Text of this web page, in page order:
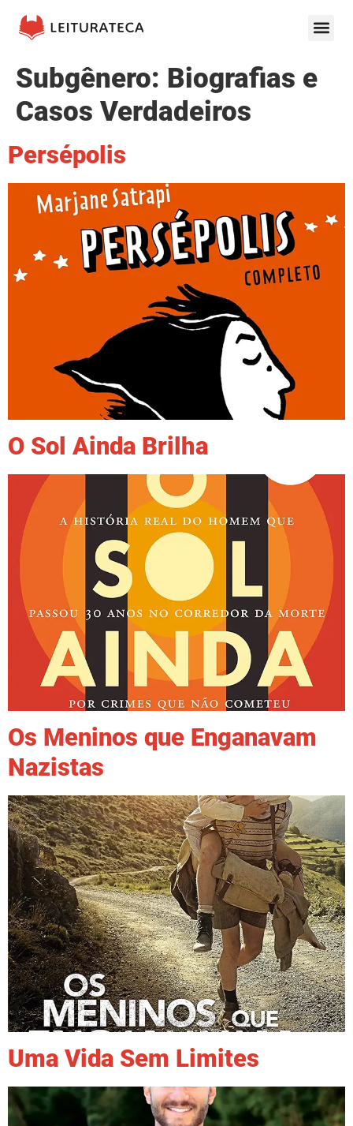
Subgênero: Biografias e
Casos Verdadeiros
Persépolis
O Sol Ainda Brilha
Os Meninos que Enganavam
Nazistas
Uma Vida Sem Limites